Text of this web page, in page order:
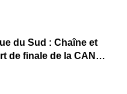
du Sud : Chaîne et
de finale de la CAN